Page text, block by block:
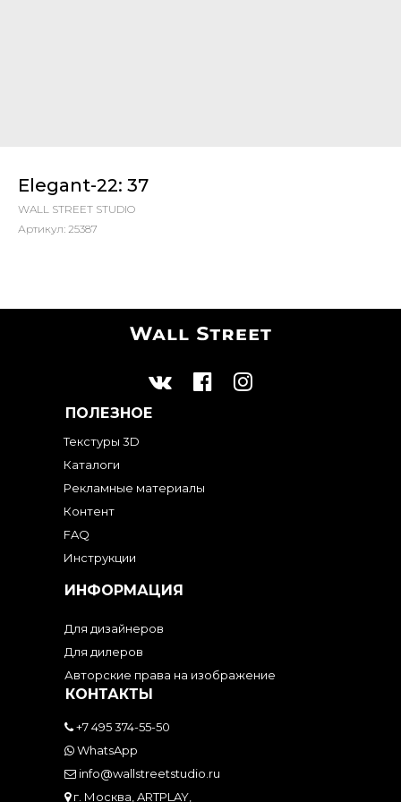
Elegant-22: 37
WALL STREET STUDIO
Артикул: 25387
ПОЛЕЗНОЕ
Текстуры 3D
Каталоги
Рекламные материалы
Контент
FAQ
Инструкции
ИНФОРМАЦИЯ
Для дизайнеров
Для дилеров
Авторские права на изображение
КОНТАКТЫ
+7 495 374-55-50
WhatsApp
info@wallstreetstudio.ru
г. Москва, ARTPLAY,